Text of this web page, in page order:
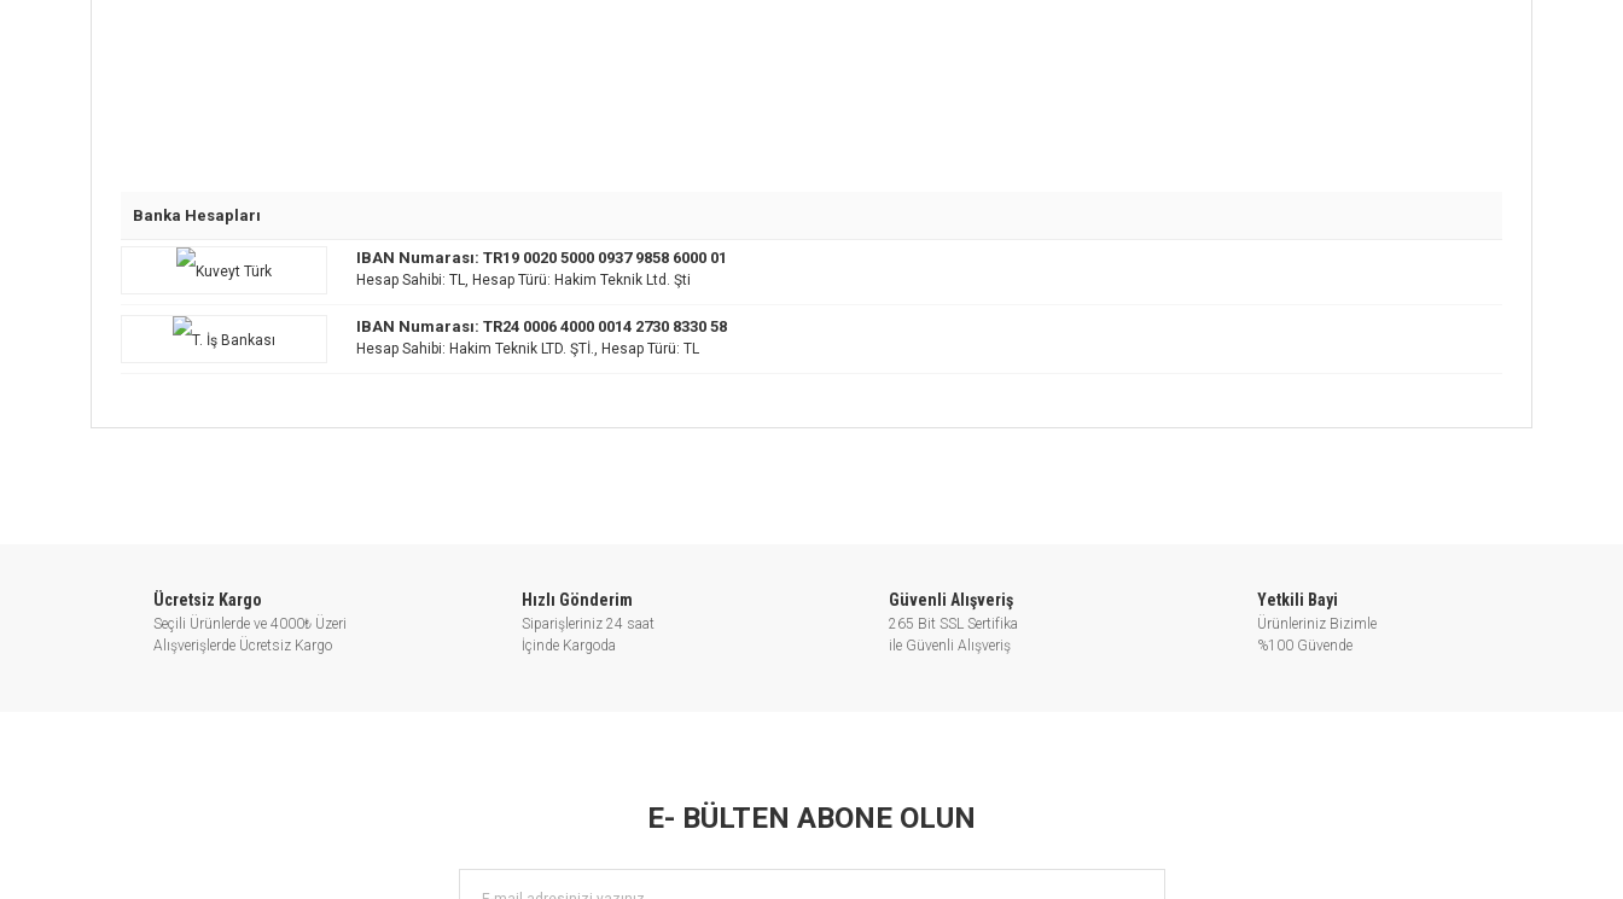
Banka Hesapları
IBAN Numarası: TR19 0020 5000 0937 9858 6000 01
Hesap Sahibi: TL, Hesap Türü: Hakim Teknik Ltd. Şti
IBAN Numarası: TR24 0006 4000 0014 2730 8330 58
Hesap Sahibi: Hakim Teknik LTD. ŞTİ., Hesap Türü: TL
Ücretsiz Kargo
Seçili Ürünlerde ve 4000₺ Üzeri
Alışverişlerde Ücretsiz Kargo
Hızlı Gönderim
Siparişleriniz 24 saat
İçinde Kargoda
Güvenli Alışveriş
265 Bit SSL Sertifika
ile Güvenli Alışveriş
Yetkili Bayi
Ürünleriniz Bizimle
%100 Güvende
E- BÜLTEN ABONE OLUN